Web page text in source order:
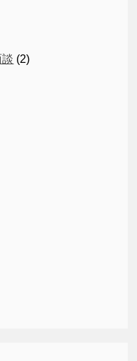
(2)